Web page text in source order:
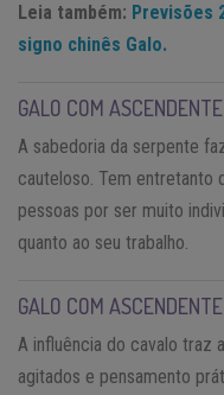
Leia também: Previsões
signo chinês Galo.
GALO COM
A sabedoria da serpente
cauteloso. Tem entretanto
pessoas por ser muito
quanto ao seu trabalho.
GALO COM
A influência do cavalo traz
agitados e pensamento